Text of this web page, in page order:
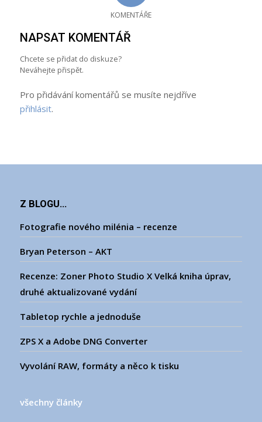
KOMENTÁŘE
NAPSAT KOMENTÁŘ
Chcete se přidat do diskuze?
Neváhejte přispět.
Pro přidávání komentářů se musíte nejdříve
přihlásit.
Z BLOGU…
Fotografie nového milénia – recenze
Bryan Peterson – AKT
Recenze: Zoner Photo Studio X Velká kniha úprav,
druhé aktualizované vydání
Tabletop rychle a jednoduše
ZPS X a Adobe DNG Converter
Vyvolání RAW, formáty a něco k tisku
všechny články